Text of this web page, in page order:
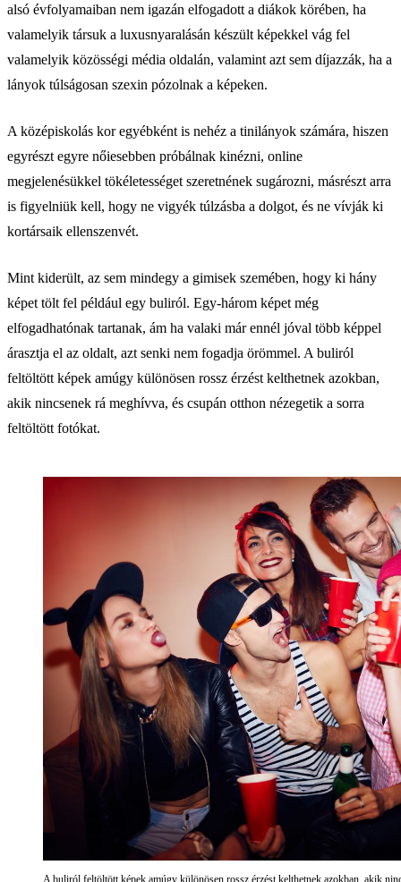
alsó évfolyamaiban nem igazán elfogadott a diákok körében, ha
valamelyik társuk a luxusnyaralásán készült képekkel vág fel
valamelyik közösségi média oldalán, valamint azt sem díjazzák, ha a
lányok túlságosan szexin pózolnak a képeken.
A középiskolás kor egyébként is nehéz a tinilányok számára, hiszen
egyrészt egyre nőiesebben próbálnak kinézni, online
megjelenésükkel tökéletességet szeretnének sugározni, másrészt arra
is figyelniük kell, hogy ne vigyék túlzásba a dolgot, és ne vívják ki
kortársaik ellenszenvét.
Mint kiderült, az sem mindegy a gimisek szemében, hogy ki hány
képet tölt fel például egy buliról. Egy-három képet még
elfogadhatónak tartanak, ám ha valaki már ennél jóval több képpel
árasztja el az oldalt, azt senki nem fogadja örömmel. A buliról
feltöltött képek amúgy különösen rossz érzést kelthetnek azokban,
akik nincsenek rá meghívva, és csupán otthon nézegetik a sorra
feltöltött fotókat.
A buliról feltöltött képek amúgy különösen rossz érzést kelthetnek azokban, akik